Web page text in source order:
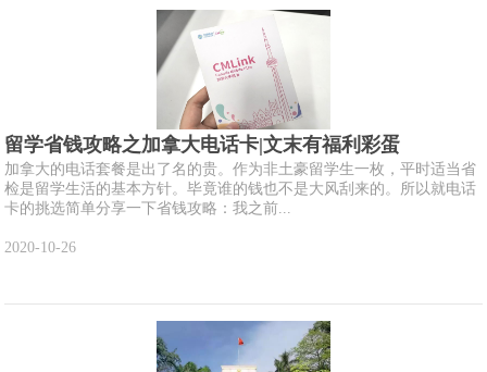
留学省钱攻略之加拿大电话卡|文末有福利彩蛋
加拿大的电话套餐是出了名的贵。作为非土豪留学生一枚，平时适当省
检是留学生活的基本方针。毕竟谁的钱也不是大风刮来的。所以就电话
卡的挑选简单分享一下省钱攻略：我之前...
2020-10-26